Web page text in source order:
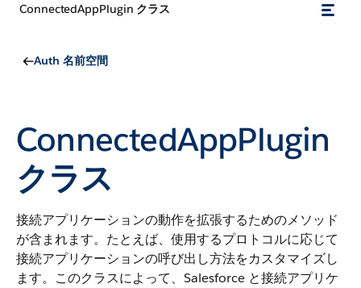
ConnectedAppPlugin クラス
Auth 名前空間
ConnectedAppPlugin
クラス
接続アプリケーションの動作を拡張するためのメソッド
が含まれます。たとえば、使用するプロトコルに応じて
接続アプリケーションの呼び出し方法をカスタマイズし
ます。このクラスによって、Salesforce と接続アプリケ